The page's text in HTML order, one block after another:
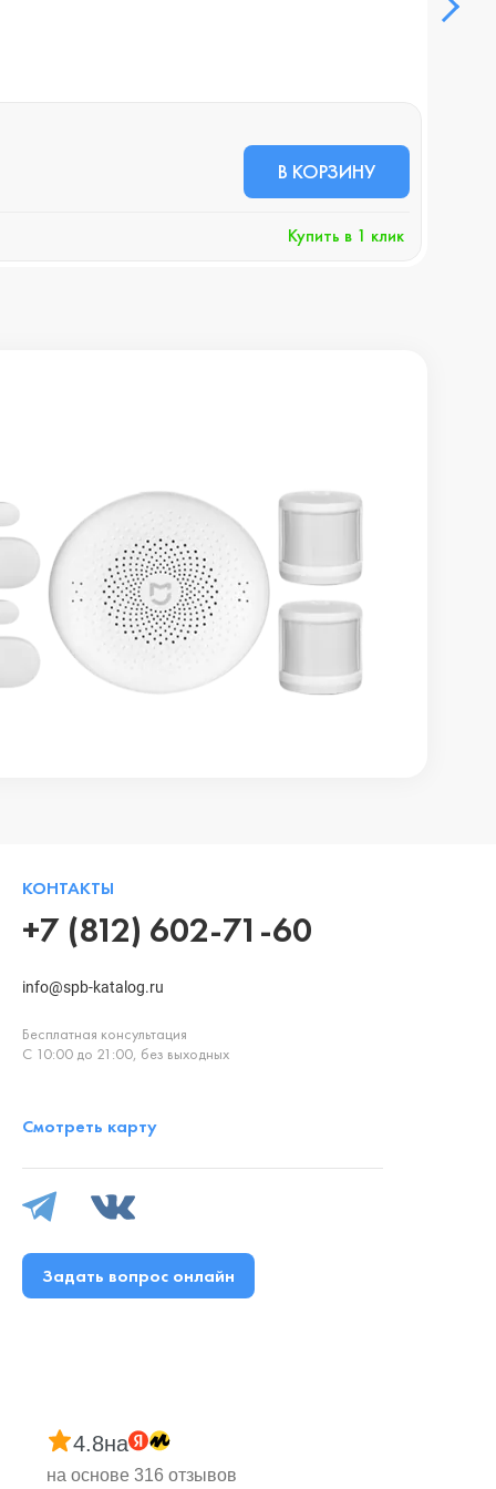
В КОРЗИНУ
Купить в 1 клик
КОНТАКТЫ
+7 (812) 602-71-60
info@spb-katalog.ru
Бесплатная консультация
С 10:00 до 21:00, без выходных
Смотреть карту
Задать вопрос онлайн
4.8на
на основе 316 отзывов